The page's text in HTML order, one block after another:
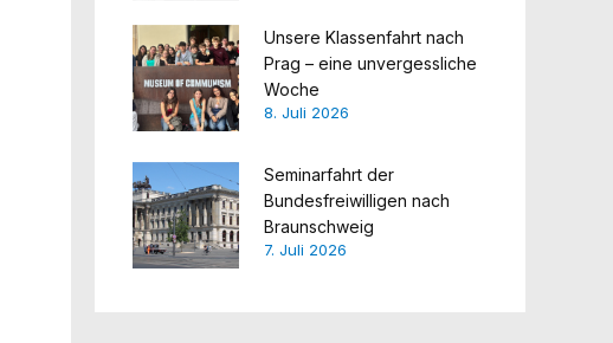
Unsere Klassenfahrt nach
Prag – eine unvergessliche
Woche
8. Juli 2026
Seminarfahrt der
Bundesfreiwilligen nach
Braunschweig
7. Juli 2026